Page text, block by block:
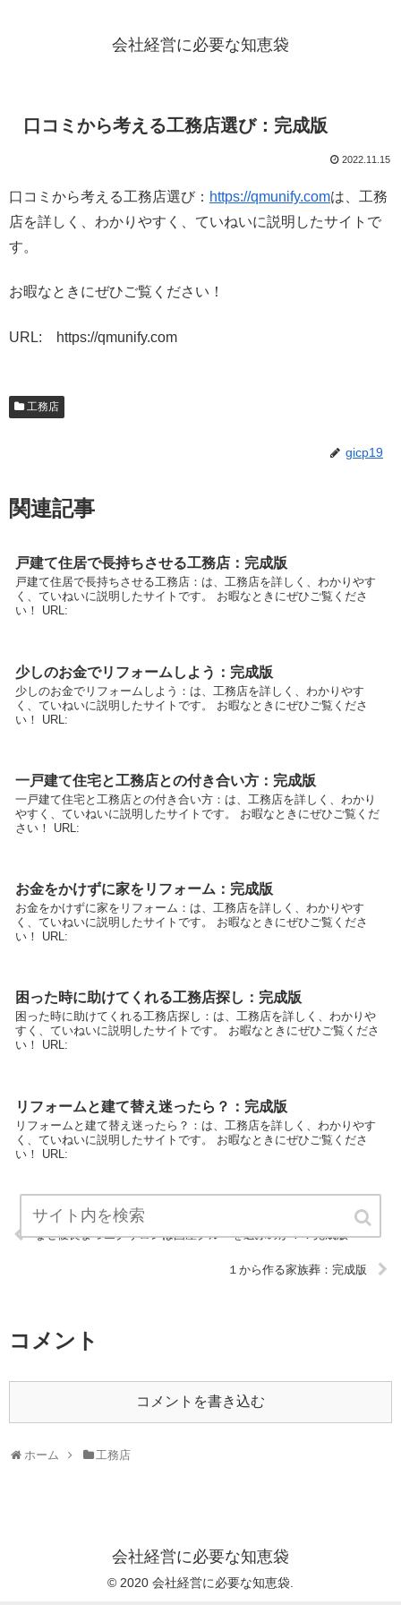
会社経営に必要な知恵袋
口コミから考える工務店選び：完成版
2022.11.15
口コミから考える工務店選び： https://qmunify.comは、工務
店を詳しく、わかりやすく、ていねいに説明したサイトで
す。
お暇なときにぜひご覧ください！
URL: https://qmunify.com
工務店
gicp19
関連記事
戸建て住居で長持ちさせる工務店：完成版
戸建て住居で長持ちさせる工務店：は、工務店を詳しく、わかりやす
く、ていねいに説明したサイトです。 お暇なときにぜひご覧くださ
い！ URL:
少しのお金でリフォームしよう：完成版
少しのお金でリフォームしよう：は、工務店を詳しく、わかりやす
く、ていねいに説明したサイトです。 お暇なときにぜひご覧くださ
い！ URL:
一戸建て住宅と工務店との付き合い方：完成版
一戸建て住宅と工務店との付き合い方：は、工務店を詳しく、わかり
やすく、ていねいに説明したサイトです。 お暇なときにぜひご覧くだ
さい！ URL:
お金をかけずに家をリフォーム：完成版
お金をかけずに家をリフォーム：は、工務店を詳しく、わかりやす
く、ていねいに説明したサイトです。 お暇なときにぜひご覧くださ
い！ URL:
困った時に助けてくれる工務店探し：完成版
困った時に助けてくれる工務店探し：は、工務店を詳しく、わかりや
すく、ていねいに説明したサイトです。 お暇なときにぜひご覧くださ
い！ URL:
リフォームと建て替え迷ったら？：完成版
リフォームと建て替え迷ったら？：は、工務店を詳しく、わかりやす
く、ていねいに説明したサイトです。 お暇なときにぜひご覧くださ
い！ URL:
なぜ優良まつエクサロンは国産グルーを選ぶのか？：完成版
１から作る家族葬：完成版
コメント
コメントを書き込む
ホーム 工務店
会社経営に必要な知恵袋
© 2020 会社経営に必要な知恵袋.